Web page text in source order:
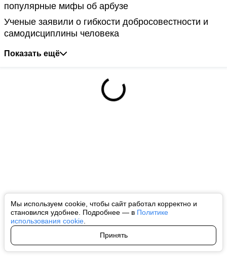
Мы используем cookie, чтобы сайт работал корректно и
становился удобнее. Подробнее — в Политике
использования cookie
Принять
популярные мифы об арбузе
Ученые заявили о гибкости добросовестности и
самодисциплины человека
Показать ещё